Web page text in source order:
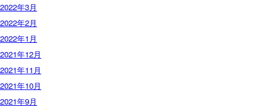
2022年3月
2022年2月
2022年1月
2021年12月
2021年11月
2021年10月
2021年9月